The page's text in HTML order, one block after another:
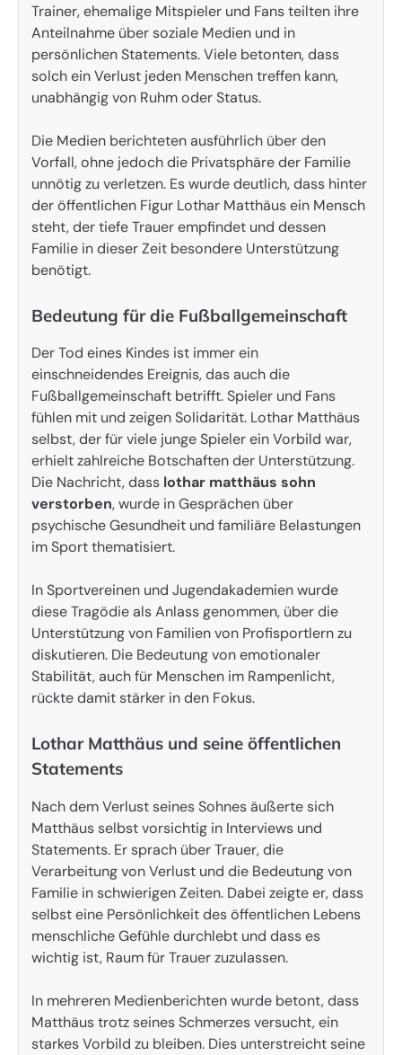
Trainer, ehemalige Mitspieler und Fans teilten ihre
Anteilnahme über soziale Medien und in
persönlichen Statements. Viele betonten, dass
solch ein Verlust jeden Menschen treffen kann,
unabhängig von Ruhm oder Status.
Die Medien berichteten ausführlich über den
Vorfall, ohne jedoch die Privatsphäre der Familie
unnötig zu verletzen. Es wurde deutlich, dass hinter
der öffentlichen Figur Lothar Matthäus ein Mensch
steht, der tiefe Trauer empfindet und dessen
Familie in dieser Zeit besondere Unterstützung
benötigt.
Bedeutung für die Fußballgemeinschaft
Der Tod eines Kindes ist immer ein
einschneidendes Ereignis, das auch die
Fußballgemeinschaft betrifft. Spieler und Fans
fühlen mit und zeigen Solidarität. Lothar Matthäus
selbst, der für viele junge Spieler ein Vorbild war,
erhielt zahlreiche Botschaften der Unterstützung.
Die Nachricht, dass lothar matthäus sohn
verstorben, wurde in Gesprächen über
psychische Gesundheit und familiäre Belastungen
im Sport thematisiert.
In Sportvereinen und Jugendakademien wurde
diese Tragödie als Anlass genommen, über die
Unterstützung von Familien von Profisportlern zu
diskutieren. Die Bedeutung von emotionaler
Stabilität, auch für Menschen im Rampenlicht,
rückte damit stärker in den Fokus.
Lothar Matthäus und seine öffentlichen
Statements
Nach dem Verlust seines Sohnes äußerte sich
Matthäus selbst vorsichtig in Interviews und
Statements. Er sprach über Trauer, die
Verarbeitung von Verlust und die Bedeutung von
Familie in schwierigen Zeiten. Dabei zeigte er, dass
selbst eine Persönlichkeit des öffentlichen Lebens
menschliche Gefühle durchlebt und dass es
wichtig ist, Raum für Trauer zuzulassen.
In mehreren Medienberichten wurde betont, dass
Matthäus trotz seines Schmerzes versucht, ein
starkes Vorbild zu bleiben. Dies unterstreicht seine